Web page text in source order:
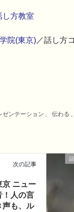
し方教室
院(東京) ／話し方
ゼンテーション 、 伝わる 、
次の記事
京 ニュー
！人の言
声も、ル